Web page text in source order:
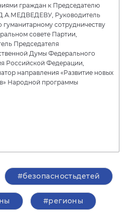
граждан к Председателю
Руководитель
гуманитарному сотрудничеству
совете Партии,
Председателя
Думы Федерального
Российской Федерации,
направления «Развитие новых
Народной программы
#безопасностьдетей
#регионы